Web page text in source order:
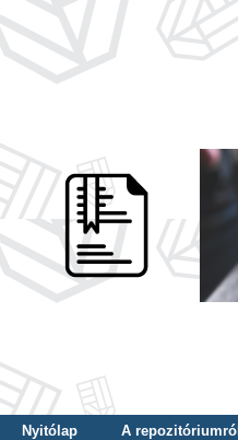
Nyitólap A repozitóriumról